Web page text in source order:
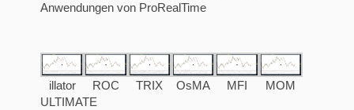
Anwendungen von ProRealTime
illator
ULTIMATE
ROC TRIX OsMA MFI MOM